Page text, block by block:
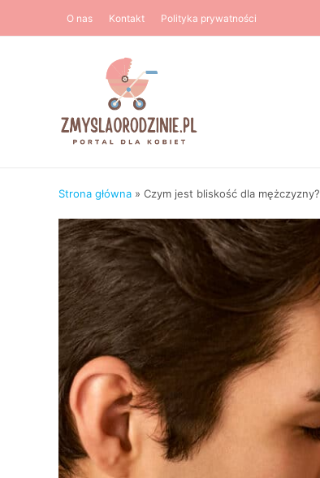
O nas Kontakt Polityka prywatności
Strona główna » Czym jest bliskość dla mężczyzny?